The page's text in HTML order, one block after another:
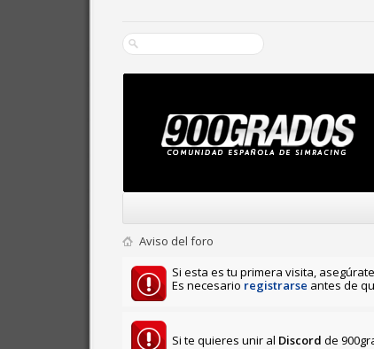
Aviso del foro
Si esta es tu primera visita,
Es necesario registrarse antes de
Si te quieres unir al Discord de